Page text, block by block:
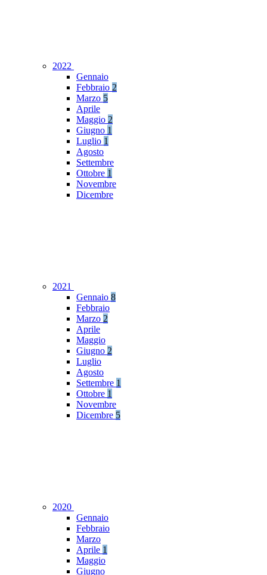
2022
Gennaio
Febbraio 2
Marzo 5
Aprile
Maggio 2
Giugno 1
Luglio 1
Agosto
Settembre
Ottobre 1
Novembre
Dicembre
2021
Gennaio 8
Febbraio
Marzo 2
Aprile
Maggio
Giugno 2
Luglio
Agosto
Settembre 1
Ottobre 1
Novembre
Dicembre 5
2020
Gennaio
Febbraio
Marzo
Aprile 1
Maggio
Giugno